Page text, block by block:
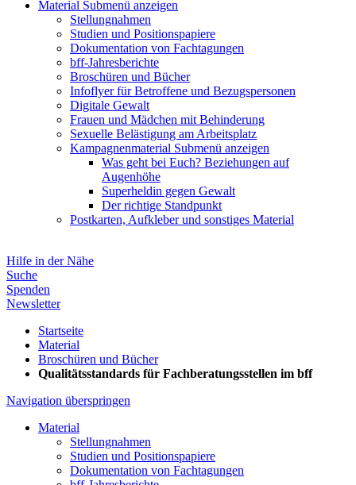
Material Submenü anzeigen
Stellungnahmen
Studien und Positionspapiere
Dokumentation von Fachtagungen
bff-Jahresberichte
Broschüren und Bücher
Infoflyer für Betroffene und Bezugspersonen
Digitale Gewalt
Frauen und Mädchen mit Behinderung
Sexuelle Belästigung am Arbeitsplatz
Kampagnenmaterial Submenü anzeigen
Was geht bei Euch? Beziehungen auf
Augenhöhe
Superheldin gegen Gewalt
Der richtige Standpunkt
Postkarten, Aufkleber und sonstiges Material
Hilfe in der Nähe
Suche
Spenden
Newsletter
Startseite
Material
Broschüren und Bücher
Qualitätsstandards für Fachberatungsstellen im bff
Navigation überspringen
Material
Stellungnahmen
Studien und Positionspapiere
Dokumentation von Fachtagungen